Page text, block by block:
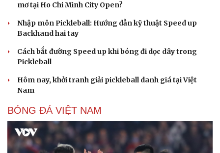
mơ tại Ho Chi Minh City Open?
Nhập môn Pickleball: Hướng dẫn kỹ thuật Speed up
Backhand hai tay
Cách bắt đường Speed up khi bóng đi dọc dây trong
Pickleball
Hôm nay, khởi tranh giải pickleball danh giá tại Việt
Nam
BÓNG ĐÁ VIỆT NAM